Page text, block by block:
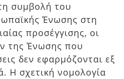
συμβολή του
Ένωσης στη
προσέγγισης, οι
της Ένωσης που
δεν εφαρμόζονται εξ
Η σχετική νομολογία